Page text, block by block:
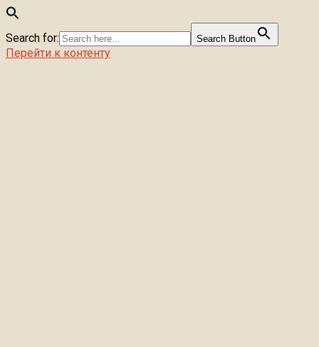
Search for: Search Button
Перейти к контенту